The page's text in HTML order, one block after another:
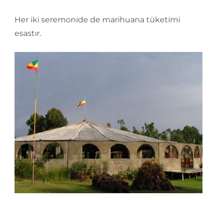
Her iki seremonide de marihuana tüketimi
esastır.